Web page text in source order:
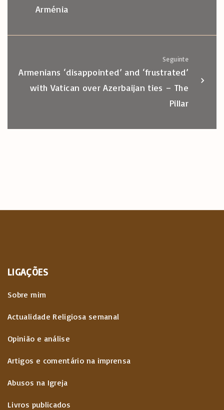
Arménia
Seguinte
Armenians ‘disappointed’ and ‘frustrated’
with Vatican over Azerbaijan ties – The
Pillar
LIGAÇÕES
Sobre mim
Actualidade Religiosa semanal
Opinião e análise
Artigos e comentário na imprensa
Abusos na Igreja
Livros publicados